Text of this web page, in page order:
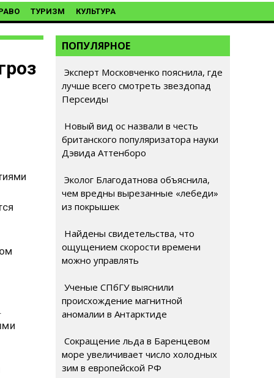
ТУРИЗМ КУЛЬТУРА
ПОПУЛЯРНОЕ
Эксперт Московченко пояснила, где
лучше всего смотреть звездопад
Персеиды
Новый вид ос назвали в честь
британского популяризатора науки
Дэвида Аттенборо
Эколог Благодатнова объяснила,
чем вредны вырезанные «лебеди»
из покрышек
Найдены свидетельства, что
ощущением скорости времени
можно управлять
Ученые СПбГУ выяснили
происхождение магнитной
аномалии в Антарктиде
Сокращение льда в Баренцевом
море увеличивает число холодных
зим в европейской РФ